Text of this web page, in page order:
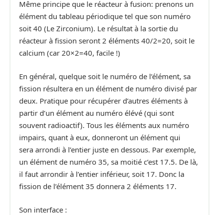
Même principe que le réacteur à fusion: prenons un
élément du tableau périodique tel que son numéro
soit 40 (Le Zirconium). Le résultat à la sortie du
réacteur à fission seront 2 éléments 40/2=20, soit le
calcium (car 20×2=40, facile !)
En général, quelque soit le numéro de l’élément, sa
fission résultera en un élément de numéro divisé par
deux. Pratique pour récupérer d’autres éléments à
partir d’un élément au numéro élévé (qui sont
souvent radioactif). Tous les éléments aux numéro
impairs, quant à eux, donneront un élément qui
sera arrondi à l’entier juste en dessous. Par exemple,
un élément de numéro 35, sa moitié c’est 17.5. De là,
il faut arrondir à l’entier inférieur, soit 17. Donc la
fission de l’élément 35 donnera 2 éléments 17.
Son interface :